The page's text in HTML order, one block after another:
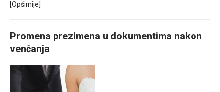
[Opširnije]
Promena prezimena u dokumentima nakon
venčanja